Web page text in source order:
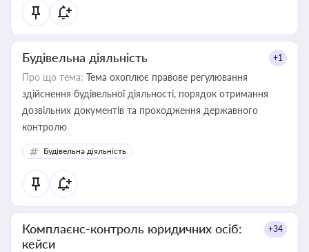
Будівельна діяльність +1
Про що тема: Тема охоплює правове регулювання
здійснення будівельної діяльності, порядок отримання
дозвільних документів та проходження державного
контролю
Будівельна діяльність
Комплаєнс-контроль юридичних осіб:
кейси
+34